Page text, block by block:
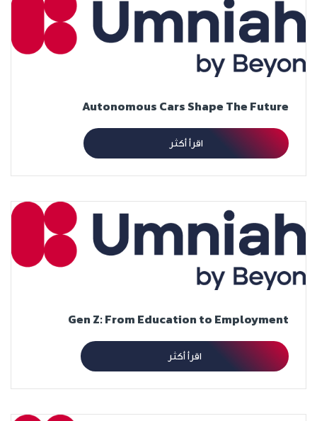
Autonomous Cars Shape The Future
اقرأ أكثر
Gen Z: From Education to Employment
اقرأ أكثر